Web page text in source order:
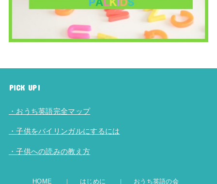
PICK UP!
・おうち英語完全マップ
・子供をバイリンガルにするには
・子供への読みの教え方
HOME はじめに おうち英語の会